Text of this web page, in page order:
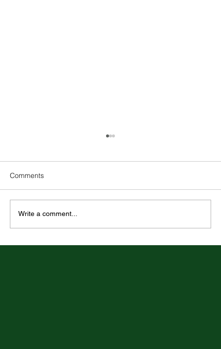
Comments
Write a comment...